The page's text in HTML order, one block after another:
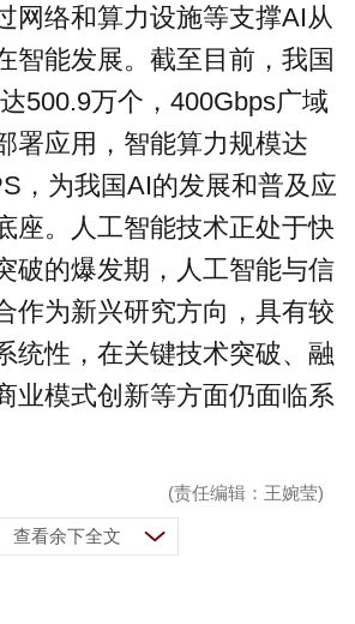
网络和算力设施等支撑AI从
智能发展。截至目前，我国
500.9万个，400Gbps广域
署应用，智能算力规模达
，为我国AI的发展和普及应
座。人工智能技术正处于快
破的爆发期，人工智能与信
作为新兴研究方向，具有较
统性，在关键技术突破、融
业模式创新等方面仍面临系
(责任编辑：王婉莹)
查看余下全文